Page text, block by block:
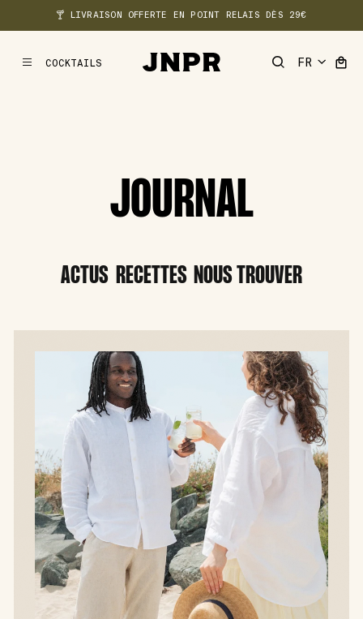
🍸 LIVRAISON OFFERTE EN POINT RELAIS DÈS 29€
COCKTAILS
JOURNAL
ACTUS RECETTES NOUS TROUVER